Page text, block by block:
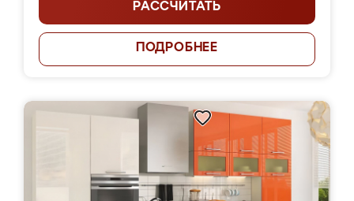
РАССЧИТАТЬ
ПОДРОБНЕЕ